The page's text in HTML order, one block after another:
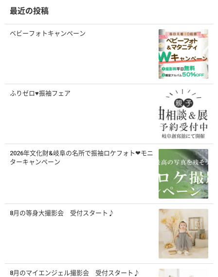
最近の投稿
ベビーフォトキャンペーン
ふりゼロ♥振袖フェア
2026年文化財&岐阜の名所で振袖ロケフォト❤モニ
ターキャンペーン
8月の等身大撮影会 受付スタート♪
8月のマイエンジェル撮影会 受付スタート♪